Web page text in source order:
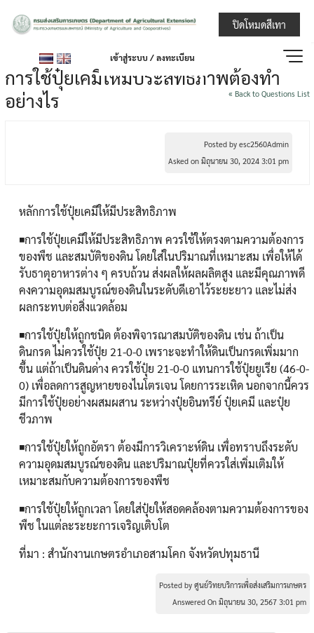
กรมส่งเสริมกา
เข้าสู่ระบบ / ลงทะเบียน
การใช้ปุ๋ยเคมีให้มีประสิทธิภาพต้องทำ
อย่างไร
« Back to Questions List
Posted by esc2560Admin
Asked on มิถุนายน 30, 2024 3:01 pm
หลักการใช้ปุ๋ยเคมีให้มีประสิทธิภาพ
◾การใช้ปุ๋ยเคมีให้มีประสิทธิภาพ ควรใช้ให้ตรงตามความต้องการ
ของพืช และสมบัติของดิน โดยใส่ในปริมาณที่เหมาะสม เพื่อให้ได้
รับธาตุอาหารต่าง ๆ ครบถ้วน ส่งผลให้ผลผลิตสูง และมีคุณภาพดี
คงความอุดมสมบูรณ์ของดินในระดับดีเอาไว้ระยะยาว และไม่ส่ง
ผลกระทบต่อสิ่งแวดล้อม
◾การใช้ปุ๋ยให้ถูกชนิด ต้องพิจารณาสมบัติของดิน เช่น ถ้าเป็น
ดินกรด ไม่ควรใช้ปุ๋ย 21-0-0 เพราะจะทำให้ดินเป็นกรดเพิ่มมาก
ขึ้น แต่ถ้าเป็นดินด่าง ควรใช้ปุ๋ย 21-0-0 แทนการใช้ปุ๋ยยูเรีย (46-0-
0) เพื่อลดการสูญหายของไนโตรเจน โดยการระเหิด นอกจากนี้ควร
มีการใช้ปุ๋ยอย่างผสมผสาน ระหว่างปุ๋ยอินทรีย์ ปุ๋ยเคมี และปุ๋ย
ชีวภาพ
◾การใช้ปุ๋ยให้ถูกอัตรา ต้องมีการวิเคราะห์ดิน เพื่อทราบถึงระดับ
ความอุดมสมบูรณ์ของดิน และปริมาณปุ๋ยที่ควรใส่เพิ่มเติมให้
เหมาะสมกับความต้องการของพืช
◾การใช้ปุ๋ยให้ถูกเวลา โดยใส่ปุ๋ยให้สอดคล้องตามความต้องการของ
พืช ในแต่ละระยะการเจริญเติบโต
ที่มา : สำนักงานเกษตรอำเภอสามโคก จังหวัดปทุมธานี
Posted by ศูนย์วิทยบริการเพื่อส่งเสริมการเกษตร
Answered On มิถุนายน 30, 2567 3:01 pm
ปิดโหมดสีเทา